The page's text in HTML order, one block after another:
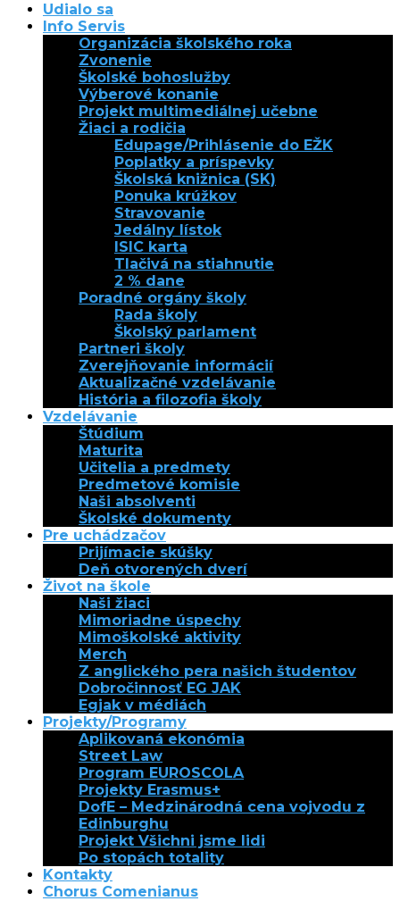
Udialo sa
Info Servis
Organizácia školského roka
Zvonenie
Školské bohoslužby
Výberové konanie
Projekt multimediálnej učebne
Žiaci a rodičia
Edupage/Prihlásenie do EŽK
Poplatky a príspevky
Školská knižnica (SK)
Ponuka krúžkov
Stravovanie
Jedálny lístok
ISIC karta
Tlačivá na stiahnutie
2 % dane
Poradné orgány školy
Rada školy
Školský parlament
Partneri školy
Zverejňovanie informácií
Aktualizačné vzdelávanie
História a filozofia školy
Vzdelávanie
Štúdium
Maturita
Učitelia a predmety
Predmetové komisie
Naši absolventi
Školské dokumenty
Pre uchádzačov
Prijímacie skúšky
Deň otvorených dverí
Život na škole
Naši žiaci
Mimoriadne úspechy
Mimoškolské aktivity
Merch
Z anglického pera našich študentov
Dobročinnosť EG JAK
Egjak v médiách
Projekty/Programy
Aplikovaná ekonómia
Street Law
Program EUROSCOLA
Projekty Erasmus+
DofE – Medzinárodná cena vojvodu z
Edinburghu
Projekt Všichni jsme lidi
Po stopách totality
Kontakty
Chorus Comenianus